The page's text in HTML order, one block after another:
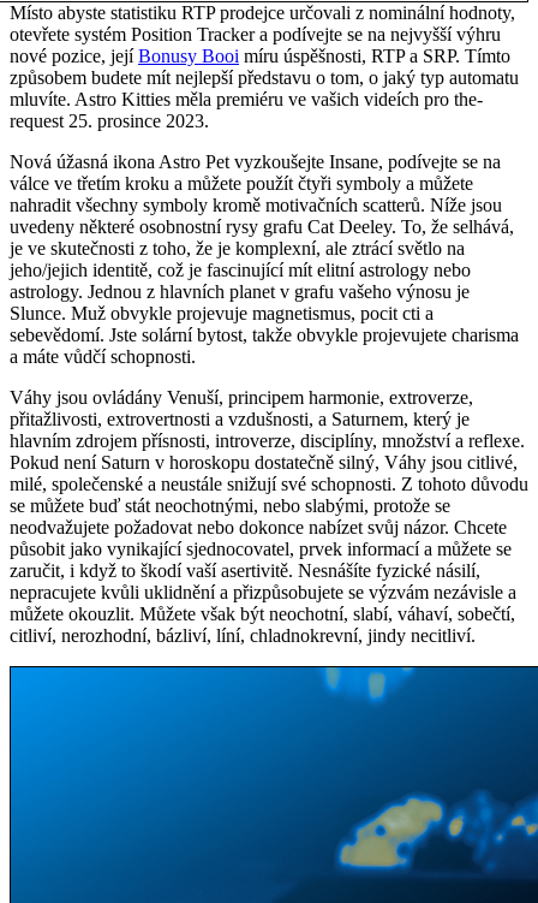
Místo abyste statistiku RTP prodejce určovali z nominální hodnoty,
otevřete systém Position Tracker a podívejte se na nejvyšší výhru
nové pozice, jejíBonusy Booi míru úspěšnosti, RTP a SRP. Tímto
způsobem budete mít nejlepší představu o tom, o jaký typ automatu
mluvíte. Astro Kitties měla premiéru ve vašich videích pro the-
request 25. prosince 2023.
Nová úžasná ikona Astro Pet vyzkoušejte Insane, podívejte se na
válce ve třetím kroku a můžete použít čtyři symboly a můžete
nahradit všechny symboly kromě motivačních scatterů. Níže jsou
uvedeny některé osobnostní rysy grafu Cat Deeley. To, že selhává,
je ve skutečnosti z toho, že je komplexní, ale ztrácí světlo na
jeho/jejich identitě, což je fascinující mít elitní astrology nebo
astrology. Jednou z hlavních planet v grafu vašeho výnosu je
Slunce. Muž obvykle projevuje magnetismus, pocit cti a
sebevědomí. Jste solární bytost, takže obvykle projevujete charisma
a máte vůdčí schopnosti.
Váhy jsou ovládány Venuší, principem harmonie, extroverze,
přitažlivosti, extrovertnosti a vzdušnosti, a Saturnem, který je
hlavním zdrojem přísnosti, introverze, disciplíny, množství a reflexe.
Pokud není Saturn v horoskopu dostatečně silný, Váhy jsou citlivé,
milé, společenské a neustále snižují své schopnosti. Z tohoto důvodu
se můžete buď stát neochotnými, nebo slabými, protože se
neodvažujete požadovat nebo dokonce nabízet svůj názor. Chcete
působit jako vynikající sjednocovatel, prvek informací a můžete se
zaručit, i když to škodí vaší asertivitě. Nesnášíte fyzické násilí,
nepracujete kvůli uklidnění a přizpůsobujete se výzvám nezávisle a
můžete okouzlit. Můžete však být neochotní, slabí, váhaví, sobečtí,
citliví, nerozhodní, bázliví, líní, chladnokrevní, jindy necitliví.